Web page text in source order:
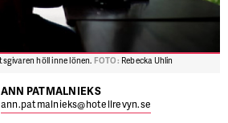
höll inne lönen. FOTO: Rebecka Uhlin
ANN PATMALNIEKS
ann.patmalnieks@hotellrevyn.se